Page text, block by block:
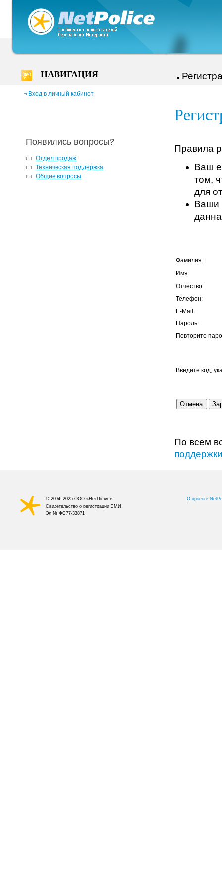
НАВИГАЦИЯ
Вход в личный кабинет
Появились вопросы?
Отдел продаж
Техническая поддержка
Общие вопросы
Правила
Ваш
том,
для
Ваши
Фамилия:
Имя:
Отчество:
Телефон:
E-Mail:
Пароль:
Повторите
Введите код,
По всем
© 2004–2025 ООО «НетПолис»
Cвидетельство о регистрации СМИ
Эл № ФС77-33871
О проекте